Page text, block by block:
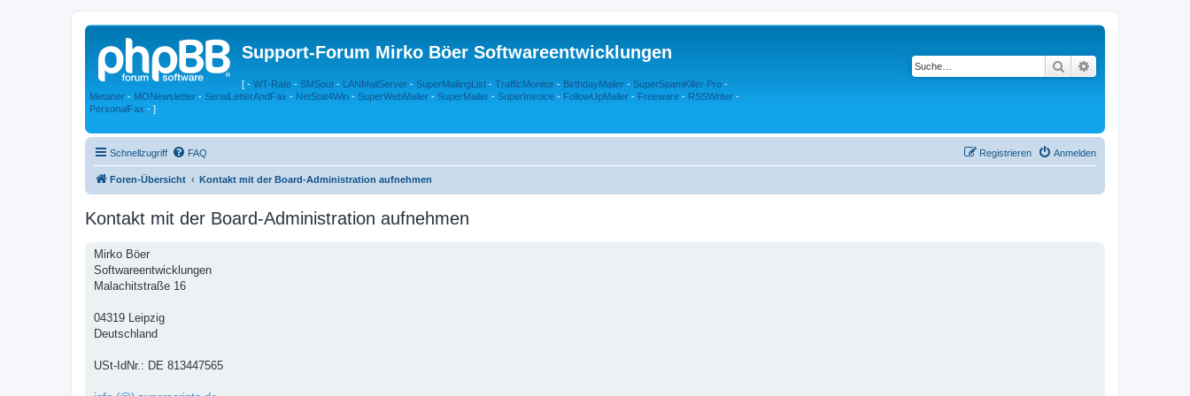
Support-Forum Mirko Böer Softwareentwicklungen
[ - WT-Rate - SMSout - LANMailServer - SuperMailingList - TrafficMonitor - BirthdayMailer - SuperSpamKiller Pro -
Metaner - MONewsletter - SerialLetterAndFax - NetStat4Win - SuperWebMailer - SuperMailer - SuperInvoice - FollowUpMailer - Freeware - RSSWriter -
PersonalFax - ]
Suche
Schnellzugriff FAQ Anmelden
Registrieren
Foren-Übersicht Kontakt mit der Board-Administration aufnehmen
Kontakt mit der Board-Administration aufnehmen
Mirko Böer
Softwareentwicklungen
Malachitstraße 16
04319 Leipzig
Deutschland
USt-IdNr.: DE 813447565